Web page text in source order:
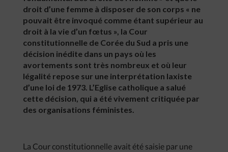
droit d’une femme à disposer de son corps « ne
pouvait être invoqué comme étant supérieur au
droit à la vie d’un fœtus », la Cour
constitutionnelle de Corée du Sud a pris une
décision inédite dans un pays où les
avortements sont très nombreux et où leur
légalité repose sur une interprétation laxiste
d’une loi de 1973. L’Eglise catholique a salué
cette décision, qui a été vivement critiquée par
des organisations féministes.
La Cour constitutionnelle avait été saisie par une